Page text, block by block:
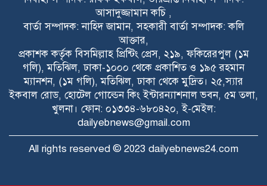
ফরিদপুরের আলফাডাঙ্গায় জমি সংক্রান্ত
বিরোধের জেরে হামলা আহত তিন
ইসলামী আন্দোলন বাংলাদেশ রংপুর জেলা
কমিটির শপথ গ্রহণ অনুষ্ঠিত
আসাদুজ্জামান কচি ,
বার্তা সম্পাদক: নাহিদ জামান, সহকারী বার্তা সম্পাদক: কলি
আক্তার,
প্রকাশক কর্তৃক বিসমিল্লাহ প্রিন্টিং প্রেস, ২১৯, ফকিরেরপুল (১ম
গলি), মতিঝিল, ঢাকা-১০০০ থেকে প্রকাশিত ও ১৯৫ রহমান
ম্যানশন, (১ম গলি), মতিঝিল, ঢাকা থেকে মুদ্রিত। ২৫,স্যার
ইকবাল রোড, হোটেল গোল্ডেন কিং ইন্টারন্যাশনাল ভবন, ৫ম তলা,
খুলনা। ফোন: ০১৩৩৪-৬৮০৪২০, ই-মেইল:
dailyebnews@gmail.com
All rights reserved © 2023 dailyebnews24.com